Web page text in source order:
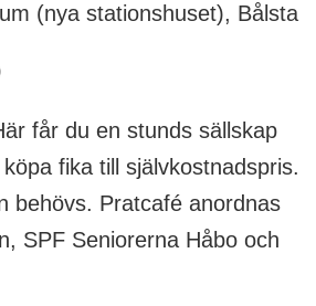
(nya stationshuset), Bålsta
får du en stunds sällskap
fika till självkostnadspris.
behövs. Pratcafé anordnas
SPF Seniorerna Håbo och